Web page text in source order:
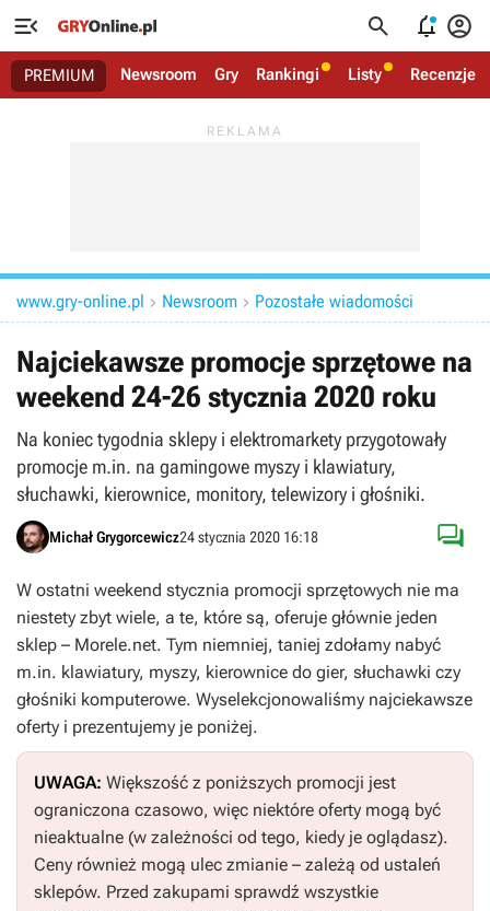
   
PREMIUM Newsroom Gry Rankingi Listy Recenzje
www.gry-online.pl  Newsroom  Pozostałe wiadomości
Najciekawsze promocje sprzętowe na
weekend 24-26 stycznia 2020 roku
Na koniec tygodnia sklepy i elektromarkety przygotowały
promocje m.in. na gamingowe myszy i klawiatury,
słuchawki, kierownice, monitory, telewizory i głośniki.
Michał Grygorcewicz24 stycznia 2020 16:18 
W ostatni weekend stycznia promocji sprzętowych nie ma
niestety zbyt wiele, a te, które są, oferuje głównie jeden
sklep – Morele.net. Tym niemniej, taniej zdołamy nabyć
m.in. klawiatury, myszy, kierownice do gier, słuchawki czy
głośniki komputerowe. Wyselekcjonowaliśmy najciekawsze
oferty i prezentujemy je poniżej.
UWAGA: Większość z poniższych promocji jest
ograniczona czasowo, więc niektóre oferty mogą być
nieaktualne (w zależności od tego, kiedy je oglądasz).
Ceny również mogą ulec zmianie – zależą od ustaleń
sklepów. Przed zakupami sprawdź wszystkie